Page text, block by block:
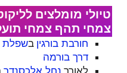
טיולי מומלצים
צמחי תהף צמחי
חורבת בורגין בשפלת
דרך בורמה
לאורך נחל אלכסנדר